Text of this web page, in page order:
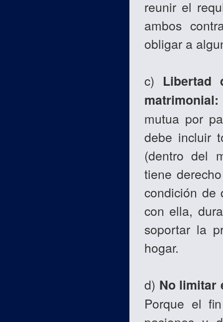
reunir el
ambos
obligar a
c) Libertad
matrimonial:
mutua por
debe incluir
(dentro del
tiene
condición de
con ella,
soportar la
hogar.
d) No limitar
Porque el